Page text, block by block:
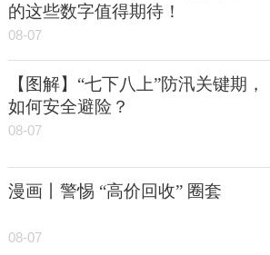
的这些数字值得期待！
08-07
【图解】“七下八上”防汛关键期，
如何安全避险？
08-07
漫画丨警惕 “高价回收” 圈套
08-07